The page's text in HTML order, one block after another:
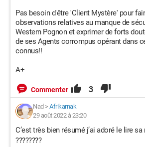
Pas besoin d'être 'Client Mystère' pour
observations relatives au manque de
Western Pognon et exprimer de forts
de ses Agents corrompus opérant dans
connus!!
A+
Commenter 3
Nad > Afrikarnak
29 août 2022 à 23:20
C’est très bien résumé j’ai adoré le lire sa
????????